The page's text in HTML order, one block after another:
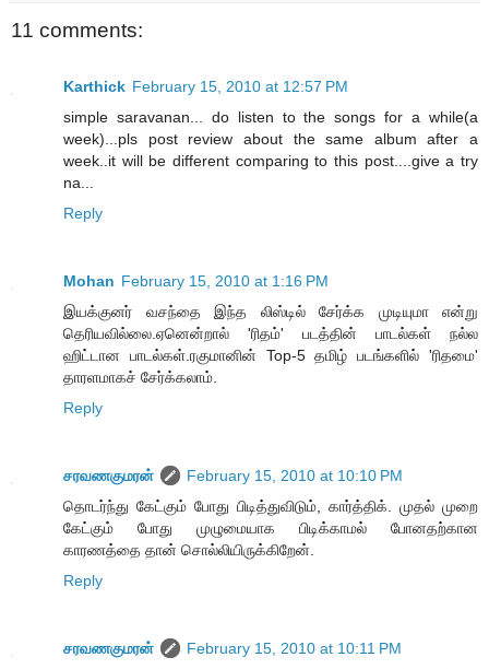
11 comments:
Karthick February 15, 2010 at 12:57 PM
simple saravanan... do listen to the songs for a while(a
week)...pls post review about the same album after a
week..it will be different comparing to this post....give a try
na...
Reply
Mohan February 15, 2010 at 1:16 PM
இயக்குனர் வசந்தை இந்த லிஸ்டில் சேர்க்க முடியுமா என்று
தெரியவில்லை.ஏனென்றால் 'ரிதம்' படத்தின் பாடல்கள் நல்ல
ஹிட்டான பாடல்கள்.ரகுமானின் Top-5 தமிழ் படங்களில் 'ரிதமை'
தாரளமாகச் சேர்க்கலாம்.
Reply
சரவணகுமரன்
February 15, 2010 at 10:10 PM
தொடர்ந்து கேட்கும் போது பிடித்துவிடும், கார்த்திக். முதல் முறை
கேட்கும் போது முழுமையாக பிடிக்காமல் போனதற்கான
காரணத்தை தான் சொல்லியிருக்கிறேன்.
Reply
சரவணகுமரன்
February 15, 2010 at 10:11 PM